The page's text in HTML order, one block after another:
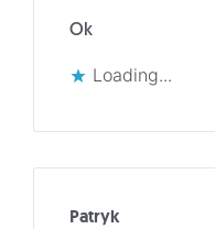
Ok
Loading...
Patryk